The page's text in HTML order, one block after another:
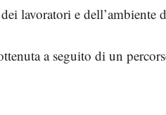
lavoratori e
a seguito di un